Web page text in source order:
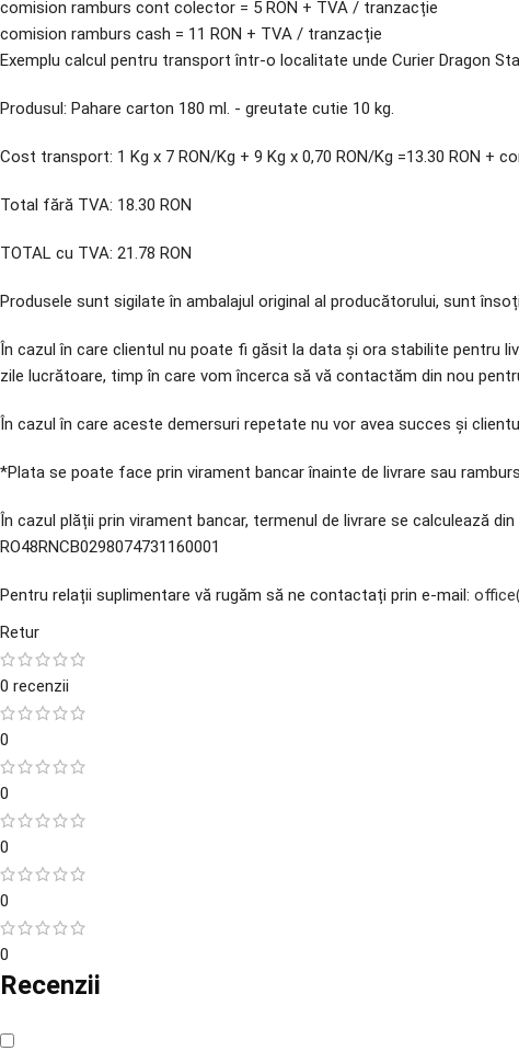
comision ramburs cont colector = 5 RON + TVA / tranzacție
comision ramburs cash = 11 RON + TVA / tranzacție
Exemplu calcul pentru transport într-o localitate unde Curier Dragon
Produsul: Pahare carton 180 ml. - greutate cutie 10 kg.
Cost transport: 1 Kg x 7 RON/Kg + 9 Kg x 0,70 RON/Kg =13.30 RON +
Total fără TVA: 18.30 RON
TOTAL cu TVA: 21.78 RON
Produsele sunt sigilate în ambalajul original al producătorului, sunt
În cazul în care clientul nu poate fi găsit la data și ora stabilite pentru
zile lucrătoare, timp în care vom încerca să vă contactăm din nou
În cazul în care aceste demersuri repetate nu vor avea succes și
*Plata se poate face prin virament bancar înainte de livrare sau
În cazul plății prin virament bancar, termenul de livrare se calculează
RO48RNCB0298074731160001
Pentru relații suplimentare vă rugăm să ne contactați prin e-mail:
Retur
0 recenzii
0
0
0
0
0
Recenzii